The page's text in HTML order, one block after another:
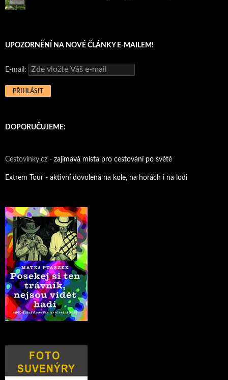
UPOZORNĚNÍ NA NOVÉ ČLÁNKY E-MAILEM!
E-mail:
DOPORUČUJEME:
Cestovinky.cz - zajímavá místa pro cestování po světě
Extrem Tour - aktivní dovolená na kole, na horách i na lodi